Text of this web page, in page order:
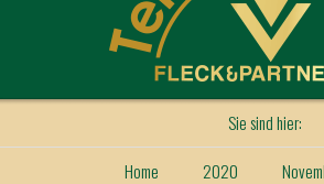
Sie sind hier:
Home
2020